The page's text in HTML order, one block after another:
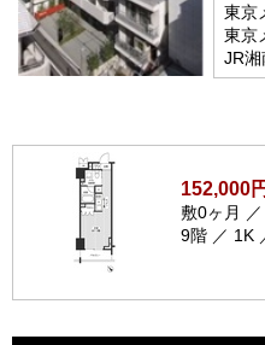
東京
東京
JR
152,000円
敷0ヶ月 ／
9階 ／ 1K